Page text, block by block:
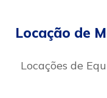
Locação de
Locações de